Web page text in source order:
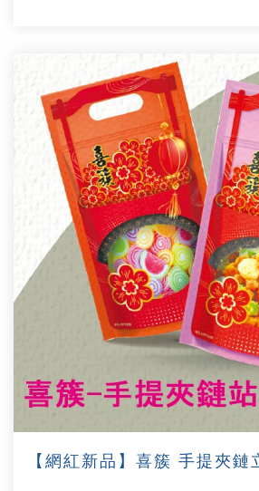
【網紅新品】喜簇 手提夾鏈